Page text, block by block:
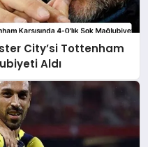
City’si Tottenham
Aldı